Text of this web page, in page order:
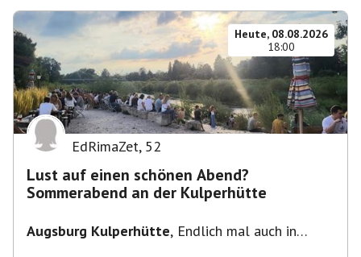
Heute, 08.08.2026
18:00
EdRimaZet, 52
Lust auf einen schönen Abend?
Sommerabend an der Kulperhütte
Augsburg Kulperhütte, Endlich mal auch in